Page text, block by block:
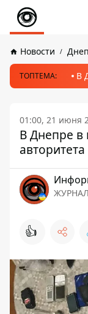
Новости
ТОПТЕМА: В
01:00, 21 июня
В Днепре в
👍